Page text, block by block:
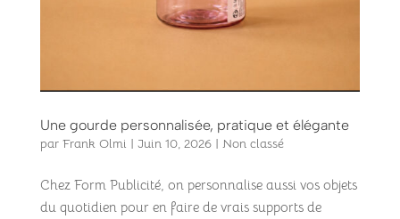
Une gourde personnalisée, pratique et élégante
par Frank Olmi | Juin 10, 2026| Non classé
Chez Form Publicité, on personnalise aussi vos objets
du quotidien pour en faire de vrais supports de